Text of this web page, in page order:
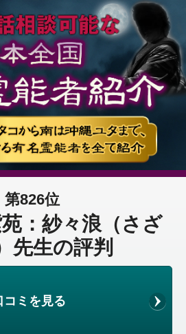
第826位
：紗々浪（さざ
先生の評判
コミを見る